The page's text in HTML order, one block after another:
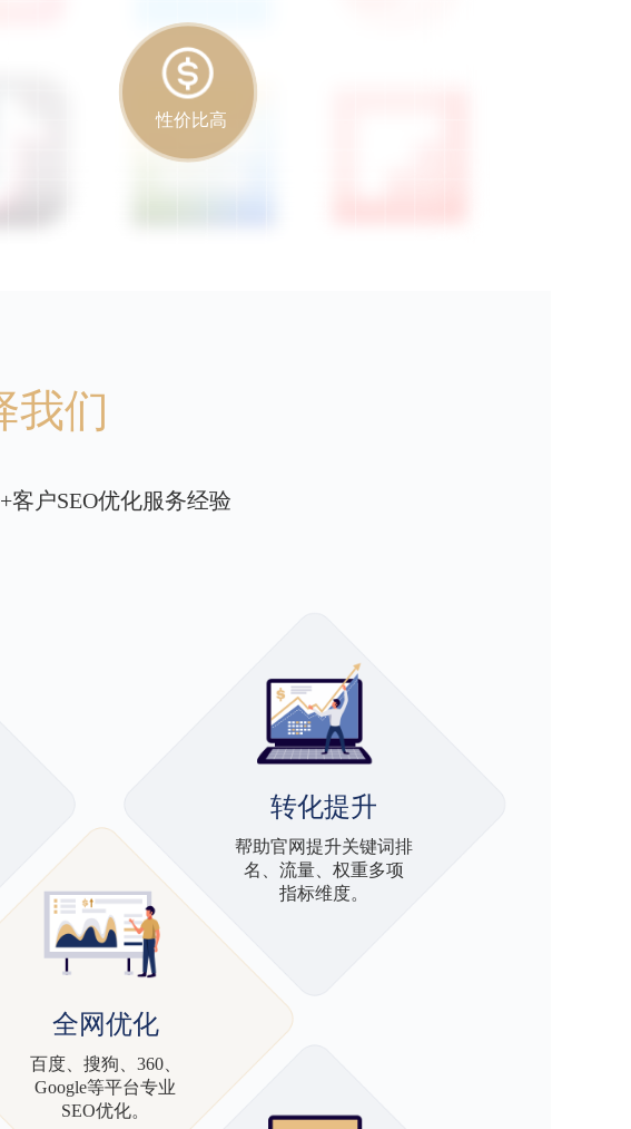
性价比高
我们
客户SEO优化服务经验
转化提升
帮助官网提升关键词排
名、流量、权重多项
指标维度。
全网优化
百度、搜狗、360、
Google等平台专业
SEO优化。